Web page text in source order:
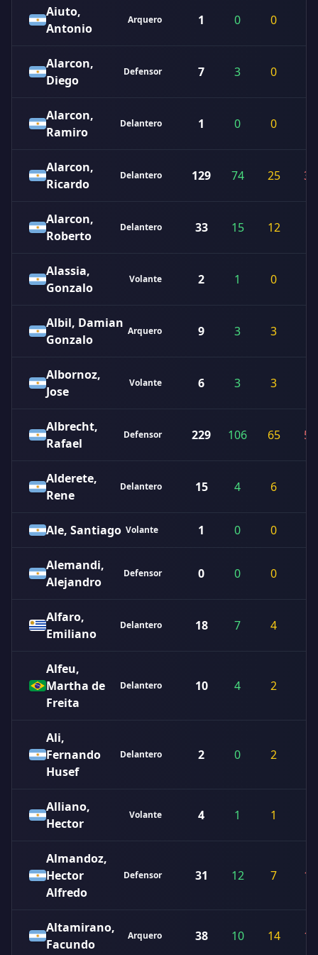
Aiuto,
Antonio
Arquero 1 0 0
Alarcon,
Diego
Defensor 7 3 0
Alarcon,
Ramiro
Delantero 1 0 0
Alarcon,
Ricardo
Delantero 129 74 25 30
Alarcon,
Roberto
Delantero 33 15 12
Alassia,
Gonzalo
Volante 2 1 0
Albil, Damian
Gonzalo
Arquero 9 3 3
Albornoz,
Jose
Volante 6 3 3
Albrecht,
Rafael
Defensor 229 106 65 58
Alderete,
Rene
Delantero 15 4 6
Ale, Santiago Volante 1 0 0
Alemandi,
Alejandro
Defensor 0 0 0
Alfaro,
Emiliano
Delantero 18 7 4
Alfeu,
Martha de
Freita
Delantero 10 4 2
Ali,
Fernando
Husef
Delantero 2 0 2
Alliano,
Hector
Volante 4 1 1
Almandoz,
Hector
Alfredo
Defensor 31 12 7 12
Altamirano,
Facundo
Arquero 38 10 14 14